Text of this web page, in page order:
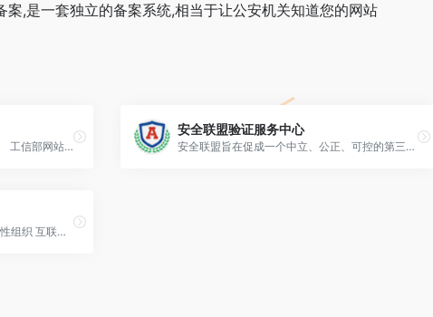
,是一套独立的备案系统,相当于让公安机关知道您的网站
工信部备案一般指工信部网站备案。 工信部网站备案，可以自主通过官方备案网站建设在线备案或者通过当地电信部门两种方式来进行网案的备案。 目的是为了防止在网上从事非法的网站经营活动，打击不良互联网信息的传播。
安全联盟验证服务中心
安全联盟旨在促成一个中立、公正、可控的第三方平台，建立行业内公认的互联网安全标准，优化中国互联网环境，保护网民上网权益。
Let's Encrypt—— 是一个由非营利性组织 互联网安全研究小组(ISRG)提供的免费、自动化和开放的证书颁发机构(CA),简单的说,就是为网站提供免费的 SSL/TLS 证书。